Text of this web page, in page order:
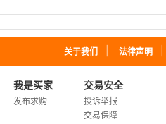
关于我们 法律声明
我是买家
发布求购
交易安全
投诉举报
交易保障